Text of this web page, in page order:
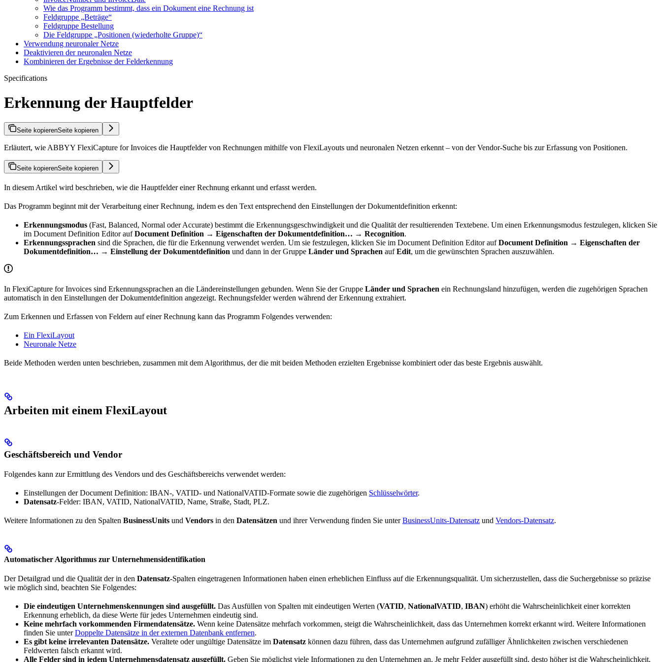
Wie das Programm bestimmt, dass ein Dokument eine Rechnung ist
Feldgruppe „Beträge“
Feldgruppe Bestellung
Die Feldgruppe „Positionen (wiederholte Gruppe)“
Verwendung neuronaler Netze
Deaktivieren der neuronalen Netze
Kombinieren der Ergebnisse der Felderkennung
Specifications
Erkennung der Hauptfelder
Seite kopierenSeite kopieren
Erläutert, wie ABBYY FlexiCapture for Invoices die Hauptfelder von Rechnungen mithilfe von FlexiLayouts und neuronalen Netzen erkennt – von der Vendor-Suche bis zur Erfassung von Positionen.
Seite kopierenSeite kopieren
In diesem Artikel wird beschrieben, wie die Hauptfelder einer Rechnung erkannt und erfasst werden.
Das Programm beginnt mit der Verarbeitung einer Rechnung, indem es den Text entsprechend den Einstellungen der Dokumentdefinition erkennt:
Erkennungsmodus (Fast, Balanced, Normal oder Accurate) bestimmt die Erkennungsgeschwindigkeit und die Qualität der resultierenden Textebene. Um einen Erkennungsmodus festzulegen, klicken Sie
im Document Definition Editor aufDocument Definition → Eigenschaften der Dokumentdefinition… → Recognition.
Erkennungssprachen sind die Sprachen, die für die Erkennung verwendet werden. Um sie festzulegen, klicken Sie im Document Definition Editor aufDocument Definition → Eigenschaften der
Dokumentdefinition… → Einstellung der Dokumentdefinition und dann in der Gruppe Länder und Sprachen aufEdit, um die gewünschten Sprachen auszuwählen.
In FlexiCapture for Invoices sind Erkennungssprachen an die Ländereinstellungen gebunden. Wenn Sie der Gruppe Länder und Sprachen ein Rechnungsland hinzufügen, werden die zugehörigen Sprachen
automatisch in den Einstellungen der Dokumentdefinition angezeigt. Rechnungsfelder werden während der Erkennung extrahiert.
Zum Erkennen und Erfassen von Feldern auf einer Rechnung kann das Programm Folgendes verwenden:
Ein FlexiLayout
Neuronale Netze
Beide Methoden werden unten beschrieben, zusammen mit dem Algorithmus, der die mit beiden Methoden erzielten Ergebnisse kombiniert oder das beste Ergebnis auswählt.
Arbeiten mit einem FlexiLayout
Geschäftsbereich und Vendor
Folgendes kann zur Ermittlung des Vendors und des Geschäftsbereichs verwendet werden:
Einstellungen der Document Definition: IBAN-, VATID- und NationalVATID-Formate sowie die zugehörigen Schlüsselwörter.
Datensatz-Felder: IBAN, VATID, NationalVATID, Name, Straße, Stadt, PLZ.
Weitere Informationen zu den Spalten BusinessUnits und Vendors in den Datensätzen und ihrer Verwendung finden Sie unterBusinessUnits-Datensatz und Vendors-Datensatz.
Automatischer Algorithmus zur Unternehmensidentifikation
Der Detailgrad und die Qualität der in den Datensatz-Spalten eingetragenen Informationen haben einen erheblichen Einfluss auf die Erkennungsqualität. Um sicherzustellen, dass die Suchergebnisse so präzise
wie möglich sind, beachten Sie Folgendes:
Die eindeutigen Unternehmenskennungen sind ausgefüllt. Das Ausfüllen von Spalten mit eindeutigen Werten (VATID, NationalVATID, IBAN) erhöht die Wahrscheinlichkeit einer korrekten
Erkennung erheblich, da diese Werte für jedes Unternehmen eindeutig sind.
Keine mehrfach vorkommenden Firmendatensätze. Wenn keine Datensätze mehrfach vorkommen, steigt die Wahrscheinlichkeit, dass das Unternehmen korrekt erkannt wird. Weitere Informationen
finden Sie unterDoppelte Datensätze in der externen Datenbank entfernen.
Es gibt keine irrelevanten Datensätze. Veraltete oder ungültige Datensätze im Datensatz können dazu führen, dass das Unternehmen aufgrund zufälliger Ähnlichkeiten zwischen verschiedenen
Feldwerten falsch erkannt wird.
Alle Felder sind in jedem Unternehmensdatensatz ausgefüllt. Geben Sie möglichst viele Informationen zu den Unternehmen an. Je mehr Felder ausgefüllt sind, desto höher ist die Wahrscheinlichkeit,